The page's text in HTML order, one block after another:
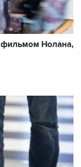
фильмом Нолана,